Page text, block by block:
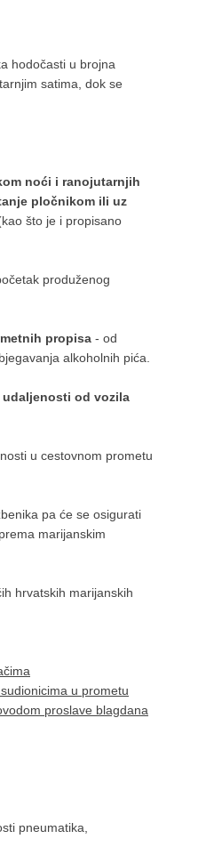
hodočasti u brojna
satima, dok se
noći i ranojutarnjih
pločnikom ili uz
što je i propisano
produženog
propisa - od
alkoholnih pića.
udaljenosti od vozila
u cestovnom prometu
pa će se osigurati
marijanskim
hrvatskih marijanskih
u prometu
proslave blagdana
pneumatika,